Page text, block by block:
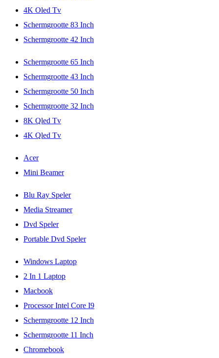
4K Oled Tv
Schermgrootte 83 Inch
Schermgrootte 42 Inch
Schermgrootte 65 Inch
Schermgrootte 43 Inch
Schermgrootte 50 Inch
Schermgrootte 32 Inch
8K Qled Tv
4K Qled Tv
Acer
Mini Beamer
Blu Ray Speler
Media Streamer
Dvd Speler
Portable Dvd Speler
Windows Laptop
2 In 1 Laptop
Macbook
Processor Intel Core I9
Schermgrootte 12 Inch
Schermgrootte 11 Inch
Chromebook